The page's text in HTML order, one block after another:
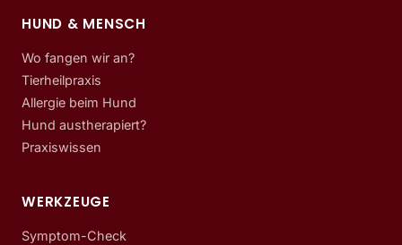
HUND & MENSCH
Wo fangen wir an?
Tierheilpraxis
Allergie beim Hund
Hund austherapiert?
Praxiswissen
WERKZEUGE
Symptom-Check